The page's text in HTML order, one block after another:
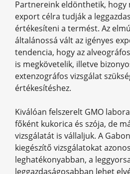
Partnereink eldönthetik, hogy
export célra tudják a
értékesíteni a termést. Az
általánossá vált az igényes
tendencia, hogy az
is megkövetelik, illetve
extenzográfos vizsgálat
értékesítéshez.
Kiválóan felszerelt GMO
főként kukorica és szója, de
vizsgálatát is vállaljuk. A
kiegészítő vizsgálatokat
leghatékonyabban, a
leggazdaságosabban lehet